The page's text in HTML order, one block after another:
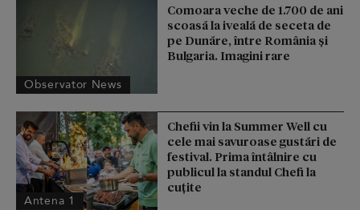
Observator News
Comoara veche de 1.700 de ani
scoasă la iveală de seceta de
pe Dunăre, între România şi
Bulgaria. Imagini rare
Antena 1
Chefii vin la Summer Well cu
cele mai savuroase gustări de
festival. Prima întâlnire cu
publicul la standul Chefi la
cuțite